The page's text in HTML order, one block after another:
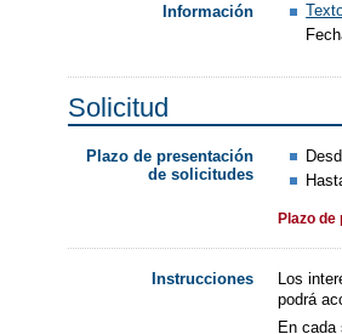
Información
Solicitud
Plazo de presentación
de solicitudes
Plazo de
Instrucciones
Los
podrá
En